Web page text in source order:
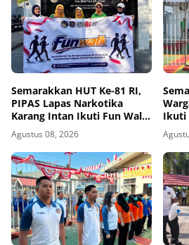
Semarakkan HUT Ke-81 RI,
PIPAS Lapas Narkotika
Karang Intan Ikuti Fun Walk
Kemenimipas Kalsel
Agustus 08, 2026
Ikuti